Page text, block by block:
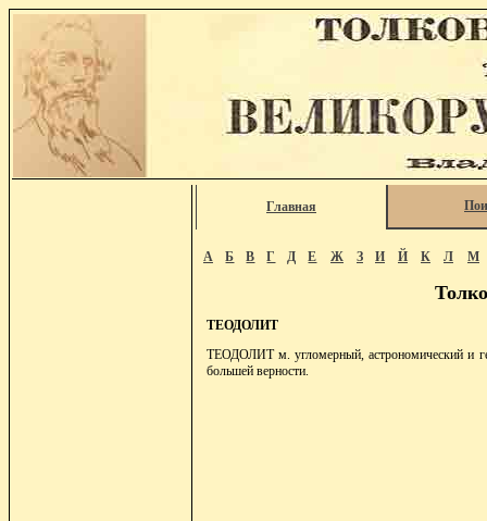
Главная
А Б В Г Д Е Ж З И Й К Л М
ТЕОДОЛИТ
ТЕОДОЛИТ м. угломерный, астрономический и
большей верности.